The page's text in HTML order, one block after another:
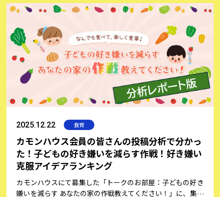
2025.12.22 食育
カモンハウス会員の皆さんの投稿分析で分かっ
た！子どもの好き嫌いを減らす作戦！好き嫌い
克服アイデアランキング
カモンハウスにて募集した「トークのお部屋：子どもの好き
嫌いを減らす あなたの家の作戦教えてください！」に、集ま